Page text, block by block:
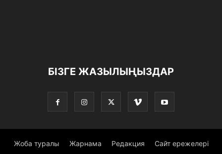
БІЗГЕ ЖАЗЫЛЫҢЫЗДАР
Жоба туралы Жарнама Редакция Сайт ережелері